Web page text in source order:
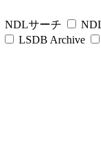
NDLサーチ
LSDB Archive